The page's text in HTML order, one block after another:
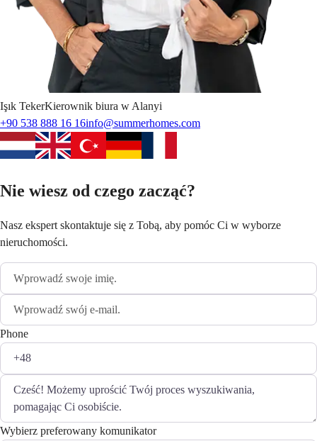
Işık TekerKierownik biura w Alanyi
+90 538 888 16 16info@summerhomes.com
Nie wiesz od czego zacząć?
Nasz ekspert skontaktuje się z Tobą, aby pomóc Ci w wyborze
nieruchomości.
Phone
Wybierz preferowany komunikator